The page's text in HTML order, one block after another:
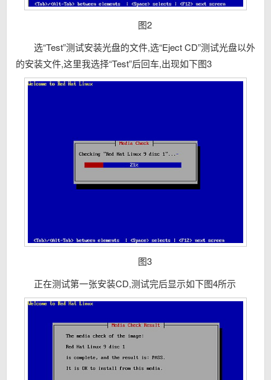
图2
选“Test”测试安装光盘的文件,选“Eject CD”测试光盘以外
的安装文件,这里我选择“Test”后回车,出现如下图3
图3
正在测试第一张安装CD,测试完后显示如下图4所示